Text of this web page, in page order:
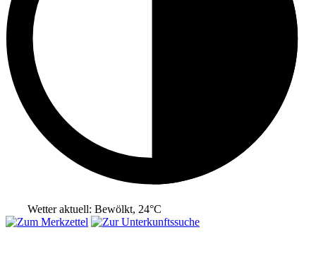
Wetter aktuell: Bewölkt, 24°C